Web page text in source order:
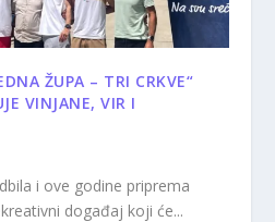
ŽUPA – TRI CRKVE“
VINJANE, VIR I
i ove godine priprema
događaj koji će...